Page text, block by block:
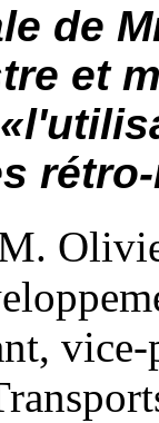
de
et